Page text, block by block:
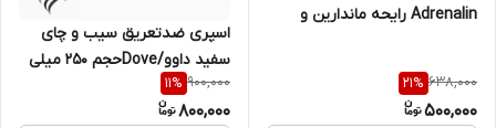
Adrenalin رایحه ماندارین و
638,000
21%
500,000
اسپری ضدتعریق سیب و چای
سفید داوو/Doveحجم 250 میلی
لیتر
900,000
11%
800,000